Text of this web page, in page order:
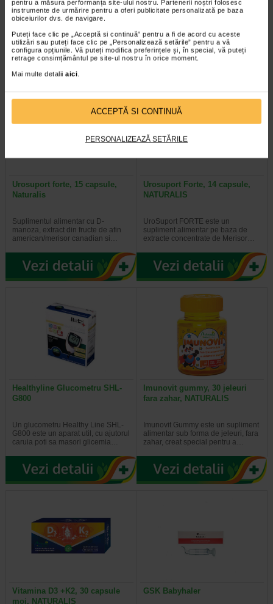
pentru a măsura performanța site-ului nostru. Partenerii noștri folosesc
instrumente de urmărire pentru a oferi publicitate personalizată pe baza
obiceiurilor dvs. de navigare.
Puteți face clic pe „Acceptă si continuă” pentru a fi de acord cu aceste
utilizări sau puteți face clic pe „Personalizează setările” pentru a vă
configura opțiunile. Vă puteți modifica preferințele și, în special, vă puteți
retrage consimțământul pe site-ul nostru în orice moment.
Mai multe detalii aici
ACCEPTĂ SI CONTINUĂ
PERSONALIZEAZĂ SETĂRILE
Producator: ZENTIVA
*Pentru pret te asteptam in cea mai apropiata farmacie Catena
VEZI PRODUSE DIN ACEEASI CATEGORIE
Plătești 2, primești 3
Urosuport forte, 15 capsule,
Naturalis
Suplimentul alimentar cu D-
manoza, extract din fructe de afin
american/merisor canadian si…
Plătești 2, primești 3
Urosuport Forte, 14 capsule,
NATURALIS
UroSuport FORTE este un
supliment alimentar pe baza de
extracte concentrate de Merisor…
Healthyline Glucometru SHL-
G800
Un glucometru Healthy Line SHL-
G800 este un aparat util, cu ajutorul
caruia poti sa masori glicemia…
Imunovit gummy, 30 jeleuri
fara zahar, NATURALIS
Imunovit Gummy este un supliment
alimentar sub forma de jeleuri, fara
zahar, creat special pentru a…
Vitamina D3 +K2, 30 capsule
moi, NATURALIS
GSK Babyhaler